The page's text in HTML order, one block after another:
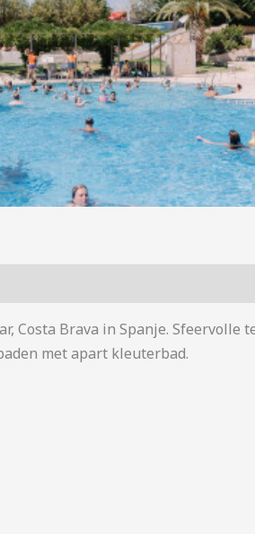
Costa Brava in Spanje.
met apart kleuterbad.